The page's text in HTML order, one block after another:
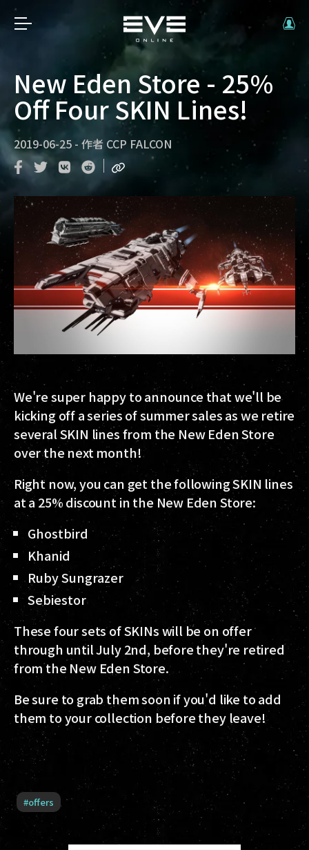
New Eden Store - 25%
Off Four SKIN Lines!
2019-06-25 - 作者 CCP FALCON
We're super happy to announce that we'll be
kicking off a series of summer sales as we retire
several SKIN lines from the New Eden Store
over the next month!
Right now, you can get the following SKIN lines
at a 25% discount in the New Eden Store:
Ghostbird
Khanid
Ruby Sungrazer
Sebiestor
These four sets of SKINs will be on offer
through until July 2nd, before they're retired
from the New Eden Store.
Be sure to grab them soon if you'd like to add
them to your collection before they leave!
#offers